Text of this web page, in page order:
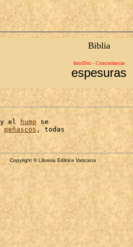
Biblia
IntraText - Concordancias
espesuras
el humo se
peñascos
Copyright © Libreria Editrice Vaticana